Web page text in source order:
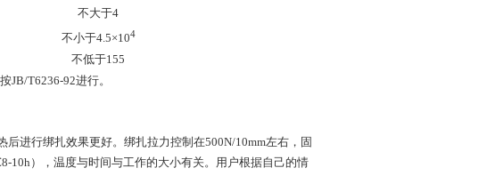
不大于4
不小于4.5×104
不低于155
T6236-92进行。
进行绑扎效果更好。绑扎拉力控制在500N/10mm左右，固
8-10h），温度与时间与工作的大小有关。用户根据自己的情